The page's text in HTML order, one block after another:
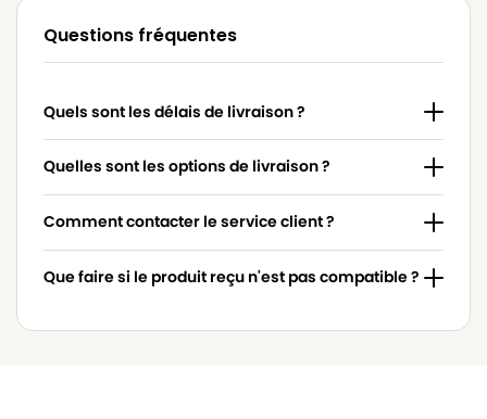
MIELE
MIELE 4854915
MIELE
MIELE 7253830
MIELE
MIELE 7736191
MIELE
MIELE 9442600
MIELE
MIELE ACCU NOVA
MIELE
MIELE ACTIVE HEPA
Questions fréquentes
Quels sont les délais de livraison ?
Quelles sont les options de livraison ?
Comment contacter le service client ?
Que faire si le produit reçu n'est pas compatible ?